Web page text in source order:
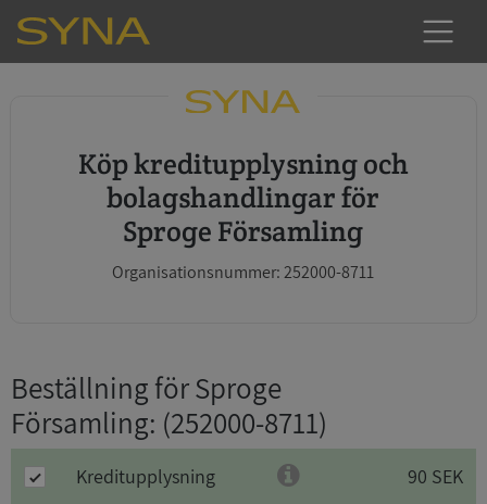
Köp kreditupplysning och
bolagshandlingar för
Sproge Församling
Organisationsnummer: 252000-8711
Beställning för Sproge
Församling: (252000-8711)
Kreditupplysning 90 SEK